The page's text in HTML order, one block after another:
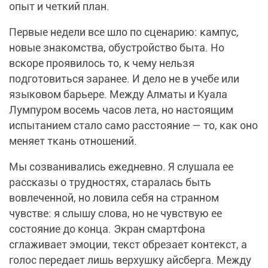
опыт и четкий план.
Первые недели все шло по сценарию: кампус,
новые знакомства, обустройство быта. Но
вскоре проявилось то, к чему нельзя
подготовиться заранее. И дело не в учебе или
языковом барьере. Между Алматы и Куала
Лумпуром восемь часов лета, но настоящим
испытанием стало само расстояние — то, как оно
меняет ткань отношений.
Мы созванивались ежедневно. Я слушала ее
рассказы о трудностях, старалась быть
вовлеченной, но ловила себя на странном
чувстве: я слышу слова, но не чувствую ее
состояние до конца. Экран смартфона
сглаживает эмоции, текст обрезает контекст, а
голос передает лишь верхушку айсберга. Между